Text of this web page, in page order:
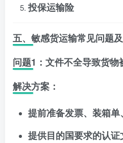
投保运输险
五、敏感货运输常见问题
问题1：文件不全导致货物
解决方案：
提前准备发票、装箱
提供目的国要求的认证